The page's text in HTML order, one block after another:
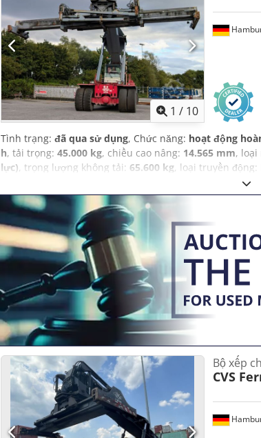
1 / 10
Tình trạng: đã qua sử dụng, Chức năng: hoạt động
h, tải trọng: 45.000 kg, chiều cao nâng: 14.565 mm, loại
lực), trọng lượng không tải: 65.600 kg, loại truyền động:
Bộ xếp
CVS